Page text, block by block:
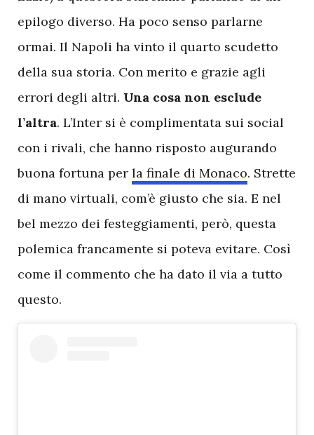
epilogo diverso. Ha poco senso parlarne
ormai. Il Napoli ha vinto il quarto scudetto
della sua storia. Con merito e grazie agli
errori degli altri. Una cosa non esclude
l’altra. L’Inter si è complimentata sui social
con i rivali, che hanno risposto augurando
buona fortuna per la finale di Monaco. Strette
di mano virtuali, com’è giusto che sia. E nel
bel mezzo dei festeggiamenti, però, questa
polemica francamente si poteva evitare. Così
come il commento che ha dato il via a tutto
questo.